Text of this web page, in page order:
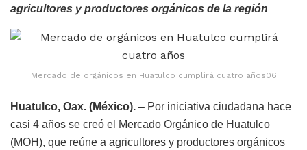
agricultores y productores orgánicos de la región
Mercado de orgánicos en Huatulco cumplirá cuatro años06
Huatulco, Oax. (México). – Por iniciativa ciudadana hace
casi 4 años se creó el Mercado Orgánico de Huatulco
(MOH), que reúne a agricultores y productores orgánicos